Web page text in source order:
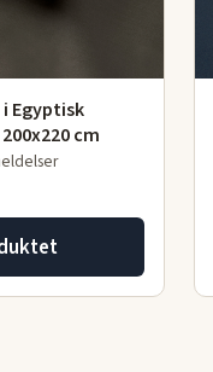
i Egyptisk
cm